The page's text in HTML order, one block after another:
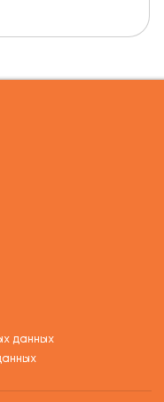
данных